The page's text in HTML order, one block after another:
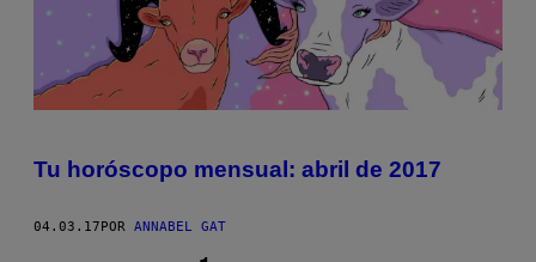
Tu horóscopo mensual: abril de 2017
04.03.17POR ANNABEL GAT